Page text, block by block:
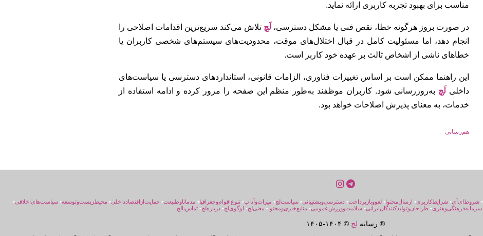
مناسب برای بهبود تجربه کاربری ارائه نماید.
در صورت بروز هرگونه خطا، نقص فنی یا مشکل دسترسی، لَچ تلاش می‌کند سریع‌ترین اقدامات اصلاحی را
انجام دهد، اما مسئولیت کامل در قبال اختلال‌های موقت، محدودیت‌های سیستم‌های شخصی کاربران یا
خطاهای ناشی از اشخاص ثالث بر عهده خود کاربر است.
این راهنما ممکن است بر اساس تغییرات فناوری، الزامات قانونی، استانداردهای دسترسی یا سیاست‌های
داخلی لَچ به‌روزرسانی شود. کاربران موظفند به‌طور منظم این صفحه را مرور کرده و ادامه استفاده از
خدمات، به معنای پذیرش اصلاحات خواهد بود.
هم‌رسانی
• شروط‌ای‌آی• شرایط‌کاربری• ارسال‌محتوا• لغووبازپرداخت• دسترسی‌و‌پشتیبانی• سیاست‌لچ• میراث‌و‌آداب• تنوع‌اقوام‌و‌جغرافیا• مد‌مانا‌و‌طبیعت• حمایت‌از‌اقتصاد‌داخلی• محیط‌زیست‌و‌توسعه• سیاست‌های‌اخلاقی•
سرمایه‌فرهنگی‌و‌هنری• طراحان‌و‌تولیدکنندگان‌ایرانی• سلامت‌و‌ورزش‌عمومی• منابع‌خبری‌ومحتوا• معنی‌لچ• لوگوی‌لچ• درباره‌لچ• تماس‌بالچ
® رسانه لچ © ۱۴۰۴- ۱۴۰۵